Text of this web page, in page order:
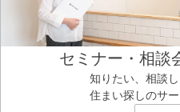
セミナー・相談
知りたい、相談
住まい探しのサ